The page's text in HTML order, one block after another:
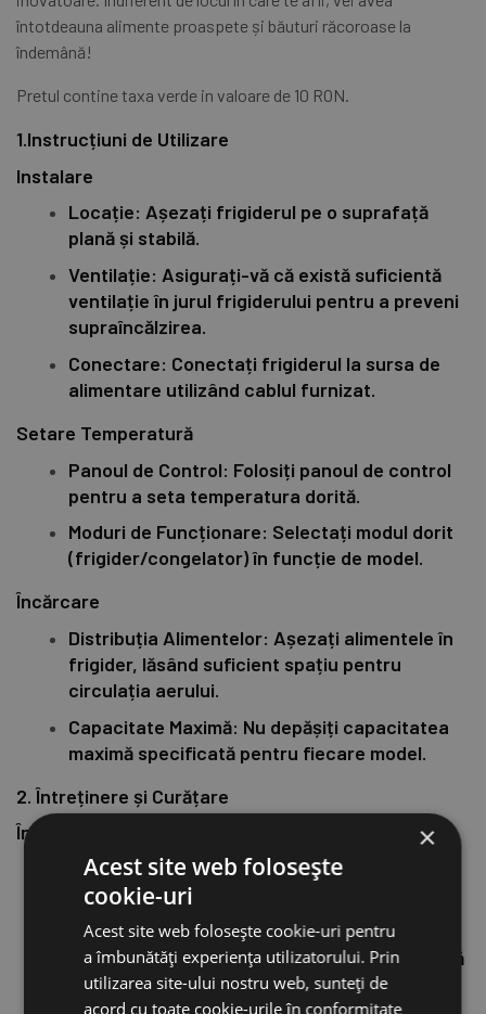
întotdeauna alimente proaspete și băuturi răcoroase la
îndemână!
Pretul contine taxa verde in valoare de 10 RON.
1.Instrucțiuni de Utilizare
Instalare
Locație: Așezați frigiderul pe o suprafață
plană și stabilă.
Ventilație: Asigurați-vă că există suficientă
ventilație în jurul frigiderului pentru a preveni
supraîncălzirea.
Conectare: Conectați frigiderul la sursa de
alimentare utilizând cablul furnizat.
Setare Temperatură
Panoul de Control: Folosiți panoul de control
pentru a seta temperatura dorită.
Moduri de Funcționare: Selectați modul dorit
(frigider/congelator) în funcție de model.
Încărcare
Distribuția Alimentelor: Așezați alimentele în
frigider, lăsând suficient spațiu pentru
circulația aerului.
Capacitate Maximă: Nu depășiți capacitatea
maximă specificată pentru fiecare model.
2. Întreținere și Curățare
Întreținere
Verificări Periodice: Verificați periodic cablul
de alimentare și priza pentru semne de uzură
sau deteriorare.
Curățarea Gurilelor de Ventilație: Asigurați-vă
că gurile de ventilație nu sunt blocate.
×
Acest site web folosește
cookie-uri
Acest site web folosește cookie-uri pentru
a îmbunătăți experiența utilizatorului. Prin
utilizarea site-ului nostru web, sunteți de
acord cu toate cookie-urile în conformitate